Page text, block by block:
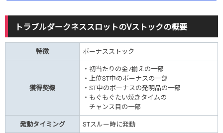
トラブルダークネススロットのVストックの概要
特徴 ボーナスストック
獲得契機
・初当たりの金7揃えの一部
・上位ST中のボーナスの一部
・ST中のボーナスの発明品の一部
・もぐもぐたい焼きタイムの
チャンス目の一部
発動タイミング STスルー時に発動